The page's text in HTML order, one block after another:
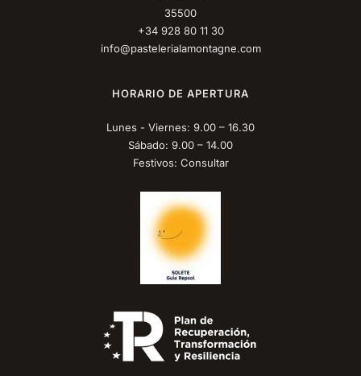
35500
+34 928 80 11 30
info@pastelerialamontagne.com
HORARIO DE APERTURA
Lunes - Viernes: 9.00 – 16.30
Sábado: 9.00 – 14.00
Festivos: Consultar